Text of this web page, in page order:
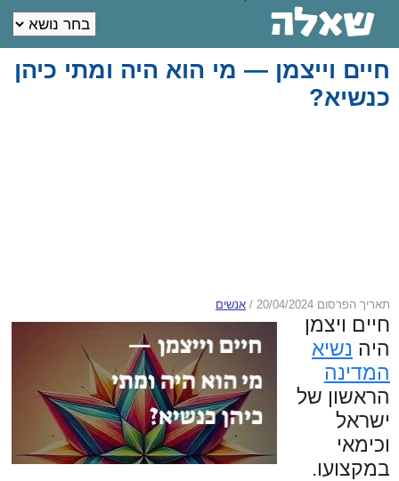
חיים וייצמן — מי הוא היה ומתי כיהן
כנשיא?
תאריך הפרסום 20/04/2024 / אנשים
חיים ויצמן
היה נשיא
המדינה
הראשון של
ישראל
וכימאי
במקצועו.